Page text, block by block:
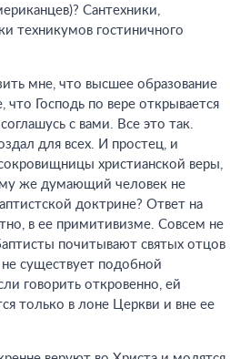
Сантехники,
техникумов гостиничного
мне, что высшее образование
что Господь по вере открывается
с вами. Все это так.
для всех. И простец, и
христианской веры,
же думающий человек не
доктрине? Ответ на
в ее примитивизме. Совсем не
почитывают святых отцов
не существует подобной
говорить откровенно, ей
только в лоне Церкви и вне ее